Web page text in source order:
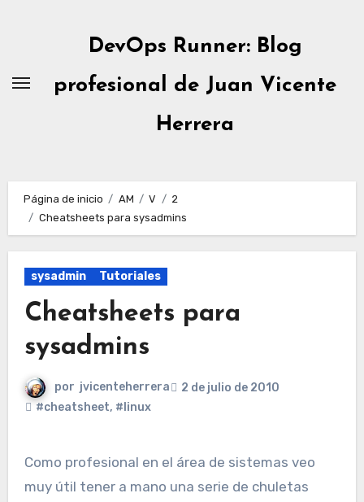
DevOps Runner: Blog
profesional de Juan Vicente
Herrera
Página de inicio AM V
2
Cheatsheets para sysadmins
sysadmin Tutoriales
Cheatsheets para
sysadmins
por jvicenteherrera
2 de julio de 2010
#cheatsheet, #linux
Como profesional en el área de sistemas veo
muy útil tener a mano una serie de chuletas